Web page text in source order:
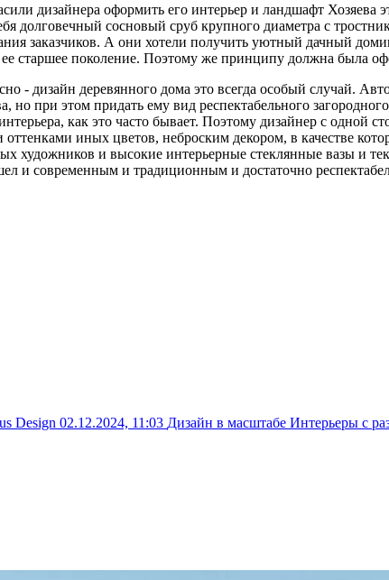
дизайнера оформить его интерьер и ландшафт
долговечный сосновый сруб крупного диаметра с
заказчиков. А они хотели получить уютный дачный
ее старшее поколение. Поэтому же принципу должна была
- дизайн деревянного дома это всегда особый случай.
но при этом придать ему вид респектабельного
как это часто бывает. Поэтому дизайнер с одной
иных цветов, неброским декором, в качестве
художников и высокие интерьерные стеклянные вазы и
и современным и традиционным и достаточно
02.12.2024, 11:03 Дизайн в масштабе Интерьеры с